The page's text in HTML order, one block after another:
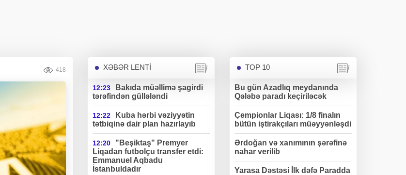
418 XƏBƏR LENTİ
12:23
Bakıda müəllimə şagirdi
tərəfindən güllələndi
12:22
Kuba hərbi vəziyyətin
tətbiqinə dair plan hazırlayıb
12:20
"Beşiktaş" Premyer
Liqadan futbolçu transfer etdi:
Emmanuel Aqbadu
İstanbuldadır
TOP 10
Bu gün Azadlıq meydanında
Qələbə paradı keçiriləcək
Çempionlar Liqası: 1/8 finalın
bütün iştirakçıları müəyyənləşdi
Ərdoğan və xanımının şərəfinə
nahar verilib
Yarasa Dəstəsi İlk dəfə Paradda